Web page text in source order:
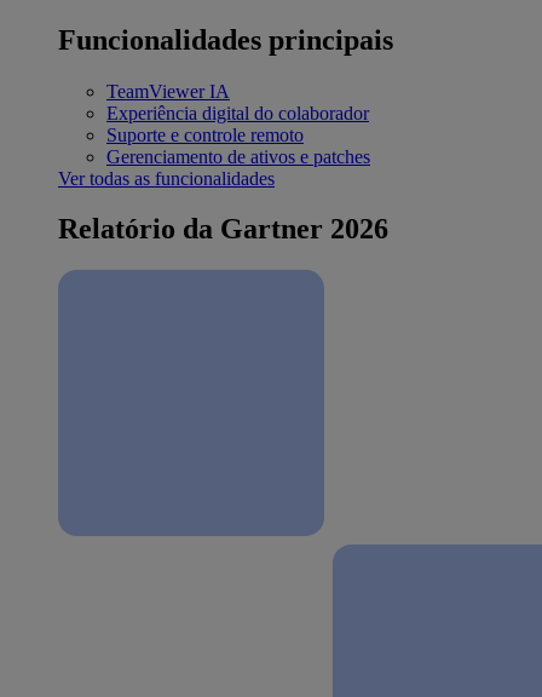
Funcionalidades principais
TeamViewer IA
Experiência digital do colaborador
Suporte e controle remoto
Gerenciamento de ativos e patches
Ver todas as funcionalidades
Relatório da Gartner 2026